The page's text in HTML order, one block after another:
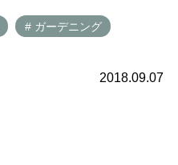
# ガーデニング
2018.09.07